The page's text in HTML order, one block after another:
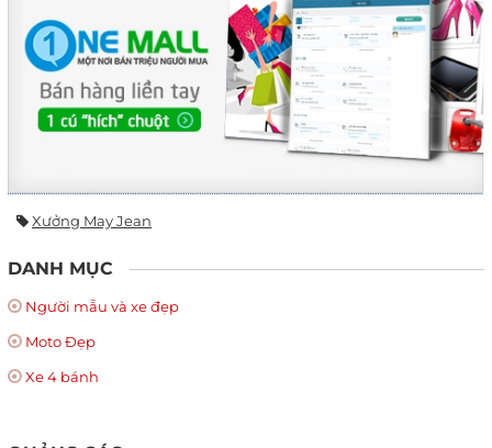
Xưởng May Jean
DANH MỤC
Người mẫu và xe đẹp
Moto Đẹp
Xe 4 bánh